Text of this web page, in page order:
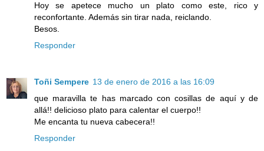
Hoy se apetece mucho un plato como este, rico y
reconfortante. Además sin tirar nada, reiclando.
Besos.
Responder
Toñi Sempere 13 de enero de 2016 a las 16:09
que maravilla te has marcado con cosillas de aquí y de
allá!! delicioso plato para calentar el cuerpo!!
Me encanta tu nueva cabecera!!
Responder